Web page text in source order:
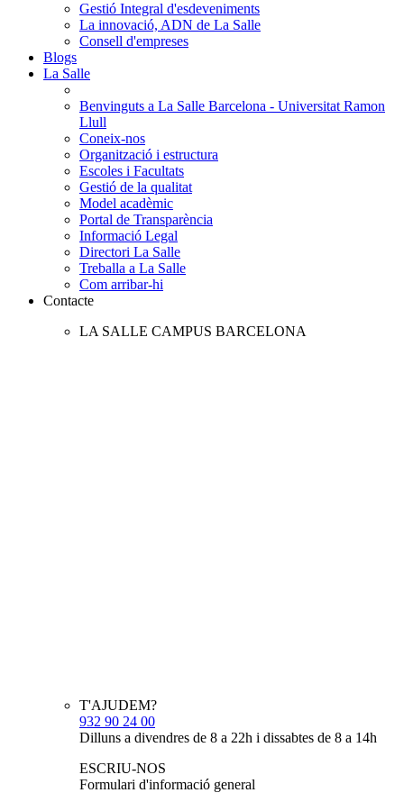
Gestió Integral d'esdeveniments
La innovació, ADN de La Salle
Consell d'empreses
Blogs
La Salle
Benvinguts a La Salle Barcelona - Universitat Ramon
Llull
Coneix-nos
Organització i estructura
Escoles i Facultats
Gestió de la qualitat
Model acadèmic
Portal de Transparència
Informació Legal
Directori La Salle
Treballa a La Salle
Com arribar-hi
Contacte
LA SALLE CAMPUS BARCELONA
T'AJUDEM?
932 90 24 00
Dilluns a divendres de 8 a 22h i dissabtes de 8 a 14h
ESCRIU-NOS
Formulari d'informació general